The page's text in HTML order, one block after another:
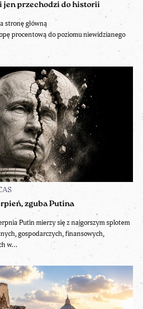
jen przechodzi do historii
stronę główną
procentową do poziomu niewidzianego
zguba Putina
Putin mierzy się z najgorszym splotem
gospodarczych, finansowych,
w...